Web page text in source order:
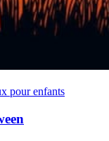
pour enfants